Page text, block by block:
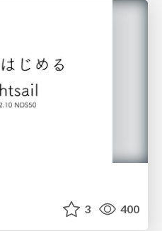
3 400